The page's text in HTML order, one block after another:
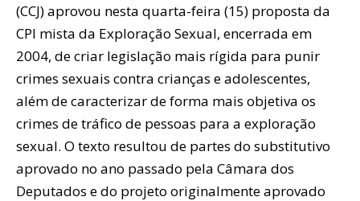
(CCJ) aprovou nesta quarta-feira (15) proposta da
CPI mista da Exploração Sexual, encerrada em
2004, de criar legislação mais rígida para punir
crimes sexuais contra crianças e adolescentes,
além de caracterizar de forma mais objetiva os
crimes de tráfico de pessoas para a exploração
sexual. O texto resultou de partes do substitutivo
aprovado no ano passado pela Câmara dos
Deputados e do projeto originalmente aprovado